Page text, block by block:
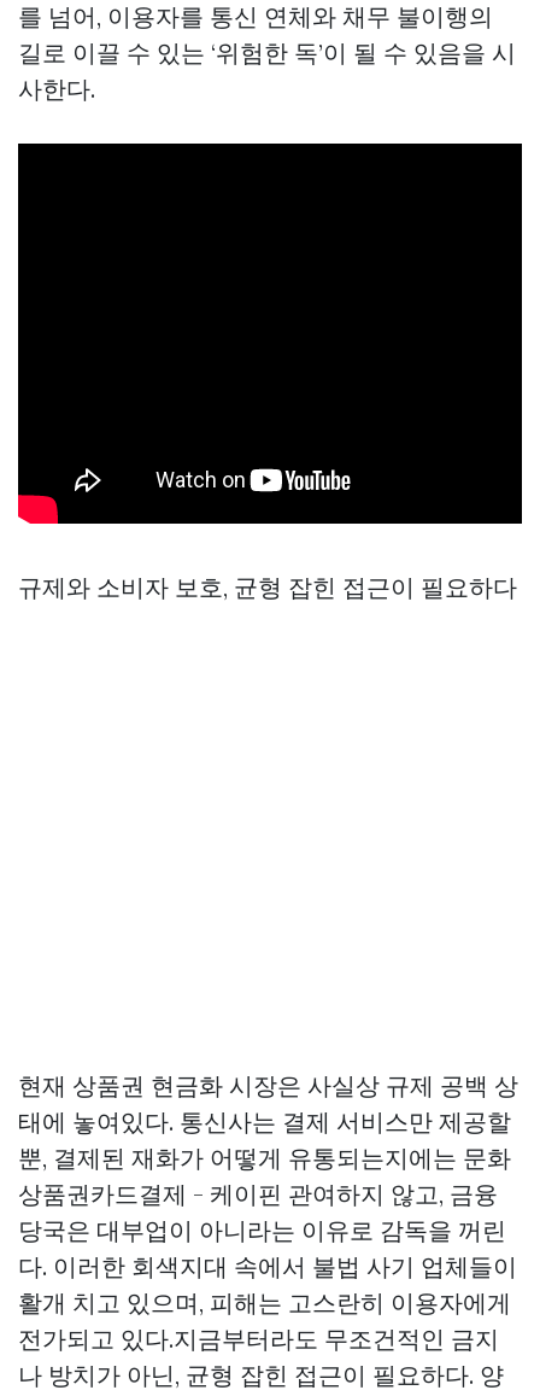
를 넘어, 이용자를 통신 연체와 채무 불이행의
길로 이끌 수 있는 ‘위험한 독’이 될 수 있음을 시
사한다.
규제와 소비자 보호, 균형 잡힌 접근이 필요하다
현재 상품권 현금화 시장은 사실상 규제 공백 상
태에 놓여있다. 통신사는 결제 서비스만 제공할
뿐, 결제된 재화가 어떻게 유통되는지에는 문화
상품권카드결제 - 케이핀 관여하지 않고, 금융
당국은 대부업이 아니라는 이유로 감독을 꺼린
다. 이러한 회색지대 속에서 불법 사기 업체들이
활개 치고 있으며, 피해는 고스란히 이용자에게
전가되고 있다.지금부터라도 무조건적인 금지
나 방치가 아닌, 균형 잡힌 접근이 필요하다. 양